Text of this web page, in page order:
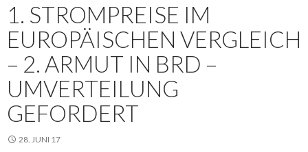
1. STROMPREISE IM
EUROPÄISCHEN VERGLEICH
– 2. ARMUT IN BRD –
UMVERTEILUNG
GEFORDERT
28. JUNI 17